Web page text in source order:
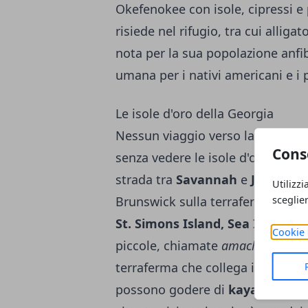
Cookie
Okefenokee con isole, cipressi
risiede nel rifugio, tra cui
nota per la sua popolazione
umana per i nativi americani e i
Le isole d'oro della Georgia
Nessun viaggio verso la costa
senza vedere le isole d'oro della
strada tra Savannah e
Brunswick sulla terraferma e
St. Simons Island, Sea Island e
piccole, chiamate amache,
che i
terraferma che collega il
possono godere di kayak,